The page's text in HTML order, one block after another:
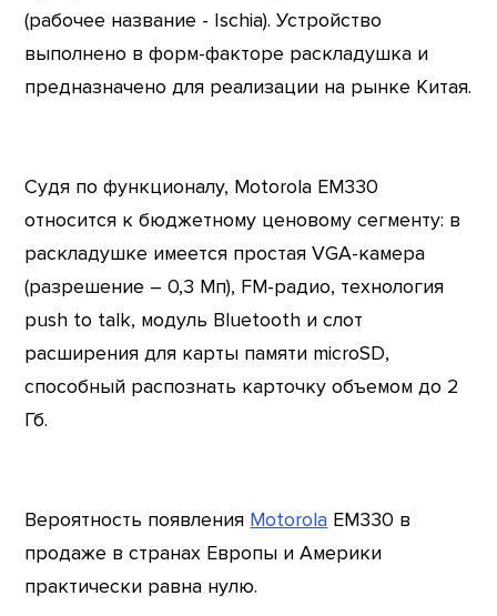
(рабочее название - Ischia). Устройство
выполнено в форм-факторе раскладушка и
предназначено для реализации на рынке Китая.
Судя по функционалу, Motorola EM330
относится к бюджетному ценовому сегменту: в
раскладушке имеется простая VGA-камера
(разрешение – 0,3 Мп), FM-радио, технология
push to talk, модуль Bluetooth и слот
расширения для карты памяти microSD,
способный распознать карточку объемом до 2
Гб.
Вероятность появления Motorola EM330 в
продаже в странах Европы и Америки
практически равна нулю.